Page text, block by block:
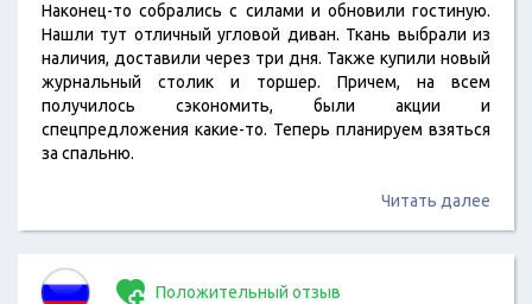
Наконец-то собрались с силами и обновили гостиную.
Нашли тут отличный угловой диван. Ткань выбрали из
наличия, доставили через три дня. Также купили новый
журнальный столик и торшер. Причем, на всем
получилось сэкономить, были акции и
спецпредложения какие-то. Теперь планируем взяться
за спальню.
Читать далее
Положительный отзыв